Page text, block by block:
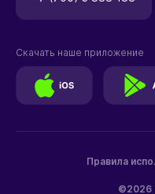
©2026
Правила
Скачать наше приложение